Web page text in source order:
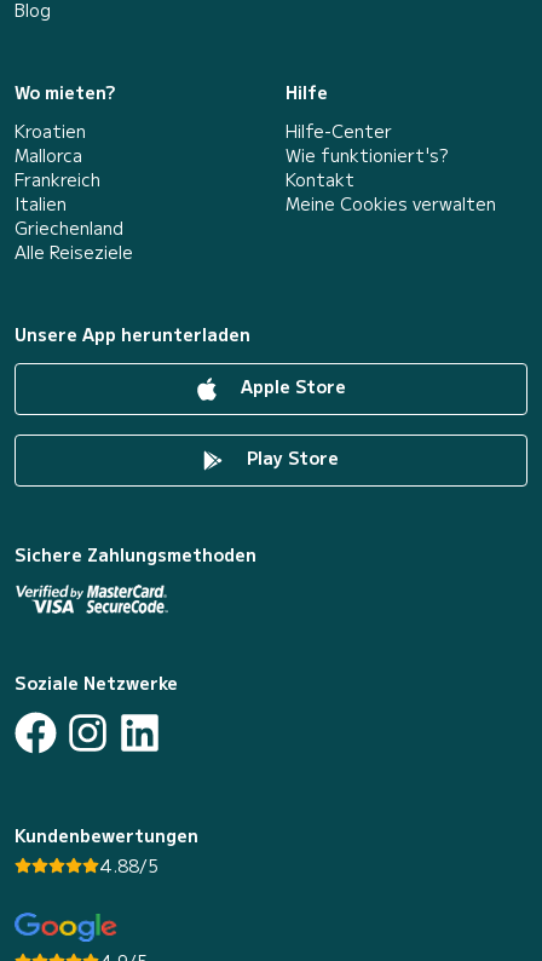
Blog
Wo mieten?
Kroatien
Mallorca
Frankreich
Italien
Griechenland
Alle Reiseziele
Hilfe
Hilfe-Center
Wie funktioniert's?
Kontakt
Meine Cookies verwalten
Unsere App herunterladen
Apple Store
Play Store
Sichere Zahlungsmethoden
Soziale Netzwerke
Kundenbewertungen
4.88/5